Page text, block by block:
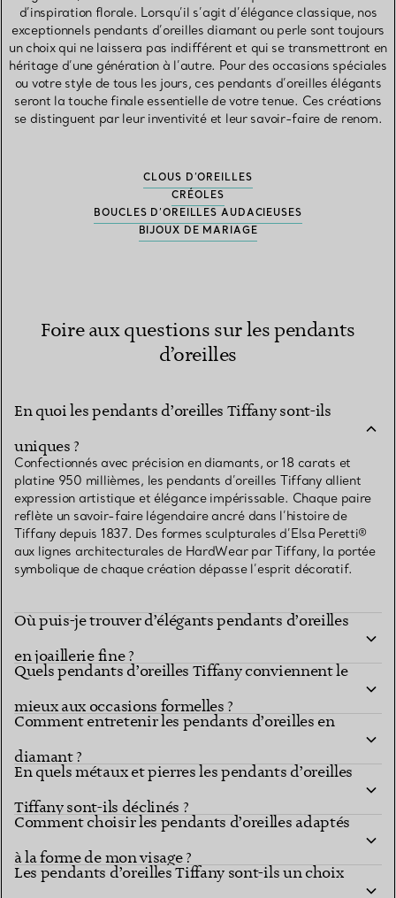
d’inspiration florale. Lorsqu’il s’agit d’élégance classique, nos
exceptionnels pendants d’oreilles diamant ou perle sont toujours
un choix qui ne laissera pas indifférent et qui se transmettront en
héritage d’une génération à l’autre. Pour des occasions spéciales
ou votre style de tous les jours, ces pendants d’oreilles élégants
seront la touche finale essentielle de votre tenue. Ces créations
se distinguent par leur inventivité et leur savoir-faire de renom.
CLOUS D’OREILLES
CRÉOLES
BOUCLES D’OREILLES AUDACIEUSES
BIJOUX DE MARIAGE
Foire aux questions sur les pendants
d’oreilles
En quoi les pendants d’oreilles Tiffany sont-ils
uniques ?
Confectionnés avec précision en diamants, or 18 carats et
platine 950 millièmes, les pendants d’oreilles Tiffany allient
expression artistique et élégance impérissable. Chaque paire
reflète un savoir-faire légendaire ancré dans l’histoire de
Tiffany depuis 1837. Des formes sculpturales d’Elsa Peretti®
aux lignes architecturales de HardWear par Tiffany, la portée
symbolique de chaque création dépasse l’esprit décoratif.
Où puis-je trouver d’élégants pendants d’oreilles
en joaillerie fine ?
Quels pendants d’oreilles Tiffany conviennent le
mieux aux occasions formelles ?
Comment entretenir les pendants d’oreilles en
diamant ?
En quels métaux et pierres les pendants d’oreilles
Tiffany sont-ils déclinés ?
Comment choisir les pendants d’oreilles adaptés
à la forme de mon visage ?
Les pendants d’oreilles Tiffany sont-ils un choix